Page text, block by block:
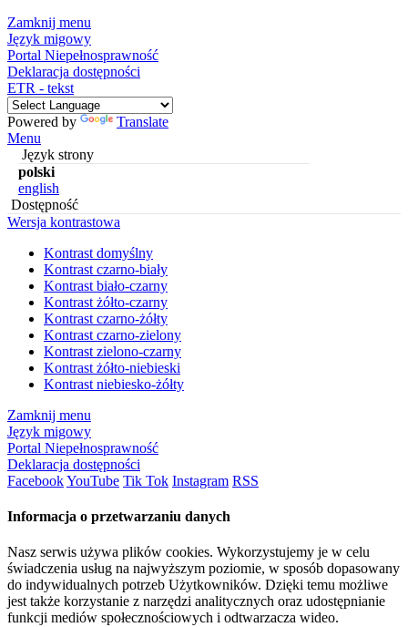
Zamknij menu
Język migowy
Portal Niepełnosprawność
Deklaracja dostępności
ETR - tekst
Powered by
Translate
Menu
Język strony
polski
english
Dostępność
Wersja kontrastowa
Kontrast domyślny
Kontrast czarno-biały
Kontrast biało-czarny
Kontrast żółto-czarny
Kontrast czarno-żółty
Kontrast czarno-zielony
Kontrast zielono-czarny
Kontrast żółto-niebieski
Kontrast niebiesko-żółty
Zamknij menu
Język migowy
Portal Niepełnosprawność
Deklaracja dostępności
FacebookYouTube Tik Tok Instagram RSS
Informacja o przetwarzaniu danych
Nasz serwis używa plików cookies. Wykorzystujemy je w celu
świadczenia usług na najwyższym poziomie, w sposób dopasowany
do indywidualnych potrzeb Użytkowników. Dzięki temu możliwe
jest także korzystanie z narzędzi analitycznych oraz udostępnianie
funkcji mediów społecznościowych i odtwarzacza wideo.